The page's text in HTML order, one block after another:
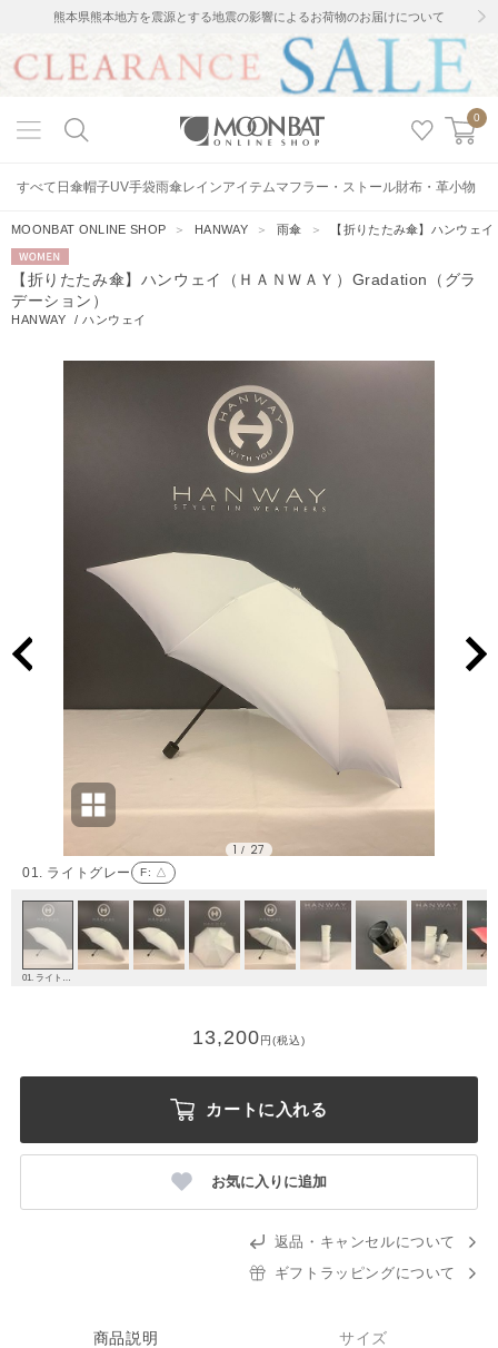
熊本県熊本地方を震源とする地震の影響によるお荷物のお届けについて
0
すべて 日傘帽子UV手袋雨傘レインアイテムマフラー・ストール財布・革小物
MOONBAT ONLINE SHOP ＞ HANWAY ＞ 雨傘 ＞ 【折りたたみ傘】ハンウェ
WOMEN
【折りたたみ傘】ハンウェイ（ＨＡＮＷＡＹ）Gradation（グラ
デーション）
HANWAY /ハンウェイ
01. ライトグレー F: △
1 / 27
13,200円(税込)
カートに入れる
お気に入りに追加
返品・キャンセルについて
ギフトラッピングについて
商品説明 サイズ